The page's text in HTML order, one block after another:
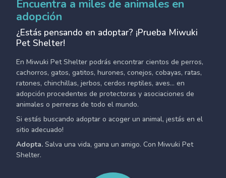
Encuentra a miles de animales en
adopción
¿Estás pensando en adoptar? ¡Prueba Miwuki
Pet Shelter!
En Miwuki Pet Shelter podrás encontrar cientos de perros,
cachorros, gatos, gatitos, hurones, conejos, cobayas, ratas,
ratones, chinchillas, jerbos, cerdos reptiles, aves... en
adopción procedentes de protectoras y asociaciones de
animales o perreras de todo el mundo.
Si estás buscando adoptar o acoger un animal, ¡estás en el
sitio adecuado!
Adopta. Salva una vida, gana un amigo. Con Miwuki Pet
Shelter.